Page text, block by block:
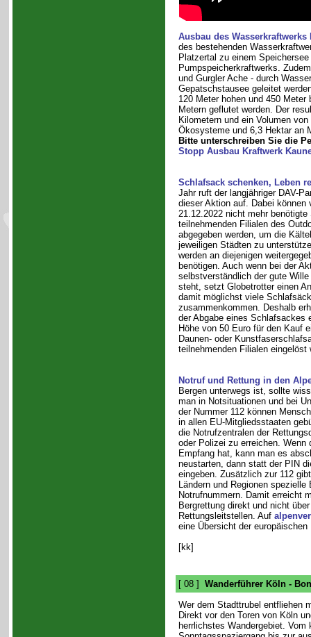
Ausbau des Wasserkraftwerks
des bestehenden
Platzertal zu einem
Pumpspeicherkraftwerks.
und Gurgler Ache - durch
Gepatschstausee geleitet
120 Meter hohen und 450
Metern geflutet werden. Der
Kilometern und ein Volumen
Ökosysteme und 6,3 Hektar an
Bitte unterschreiben Sie die
Stopp Ausbau Kraftwerk
Schlafsack schenken, Leben
Jahr ruft der langjähriger DAV-
dieser Aktion auf. Dabei können
21.12.2022 nicht mehr
teilnehmenden Filialen des
abgegeben werden, um die
jeweiligen Städten zu
werden an diejenigen
benötigen. Auch wenn bei der
selbstverständlich der gute Wille
steht, setzt Globetrotter einen
damit möglichst viele
zusammenkommen. Deshalb
der Abgabe eines Schlafsackes
Höhe von 50 Euro für den Kauf
Daunen- oder
teilnehmenden Filialen eingelöst
Notruf und Rettung in den
Bergen unterwegs ist, sollte
man in Notsituationen und bei
der Nummer 112 können
in allen EU-Mitgliedsstaaten
die Notrufzentralen der
oder Polizei zu erreichen. Wenn
Empfang hat, kann man es
neustarten, dann statt der PIN
eingeben. Zusätzlich zur 112
Ländern und Regionen spezielle
Notrufnummern. Damit erreicht
Bergrettung direkt und nicht
Rettungsleitstellen. Auf
eine Übersicht der
[kk]
[ 08 ] Wanderführer Köln -
Wer dem Stadttrubel entfliehen
Direkt vor den Toren von Köln
herrlichstes Wandergebiet. Vom